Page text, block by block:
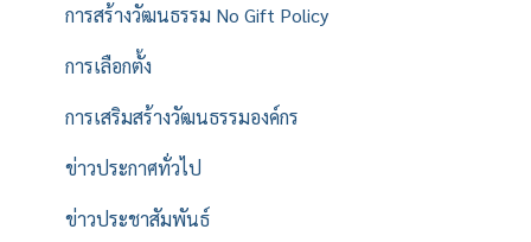
การสร้างวัฒนธรรม No Gift Policy
การเลือกตั้ง
การเสริมสร้างวัฒนธรรมองค์กร
ข่าวประกาศทั่วไป
ข่าวประชาสัมพันธ์